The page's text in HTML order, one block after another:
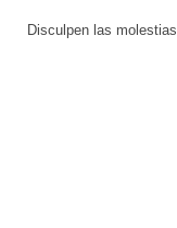
Disculpen las molestias.